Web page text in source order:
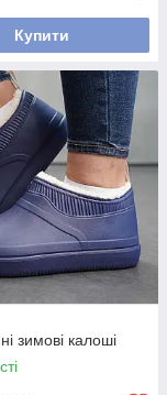
Купити
зимові калоші